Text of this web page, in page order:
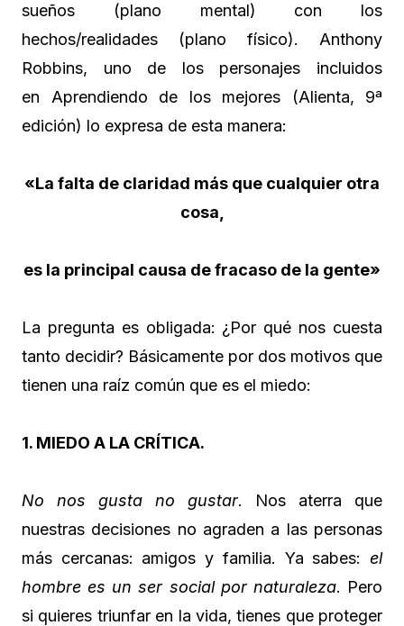
sueños (plano mental) con los
hechos/realidades (plano físico). Anthony
Robbins, uno de los personajes incluidos
en Aprendiendo de los mejores (Alienta, 9ª
edición) lo expresa de esta manera:
«La falta de claridad más que cualquier otra
cosa,
es la principal causa de fracaso de la gente»
La pregunta es obligada: ¿Por qué nos cuesta
tanto decidir? Básicamente por dos motivos que
tienen una raíz común que es el miedo:
1. MIEDO A LA CRÍTICA.
No nos gusta no gustar. Nos aterra que
nuestras decisiones no agraden a las personas
más cercanas: amigos y familia. Ya sabes: el
hombre es un ser social por naturaleza. Pero
si quieres triunfar en la vida, tienes que proteger